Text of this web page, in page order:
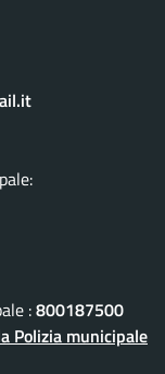
:800187500
Polizia municipale